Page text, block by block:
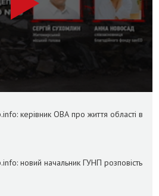
керівник ОВА про життя області в
новий начальник ГУНП розповість